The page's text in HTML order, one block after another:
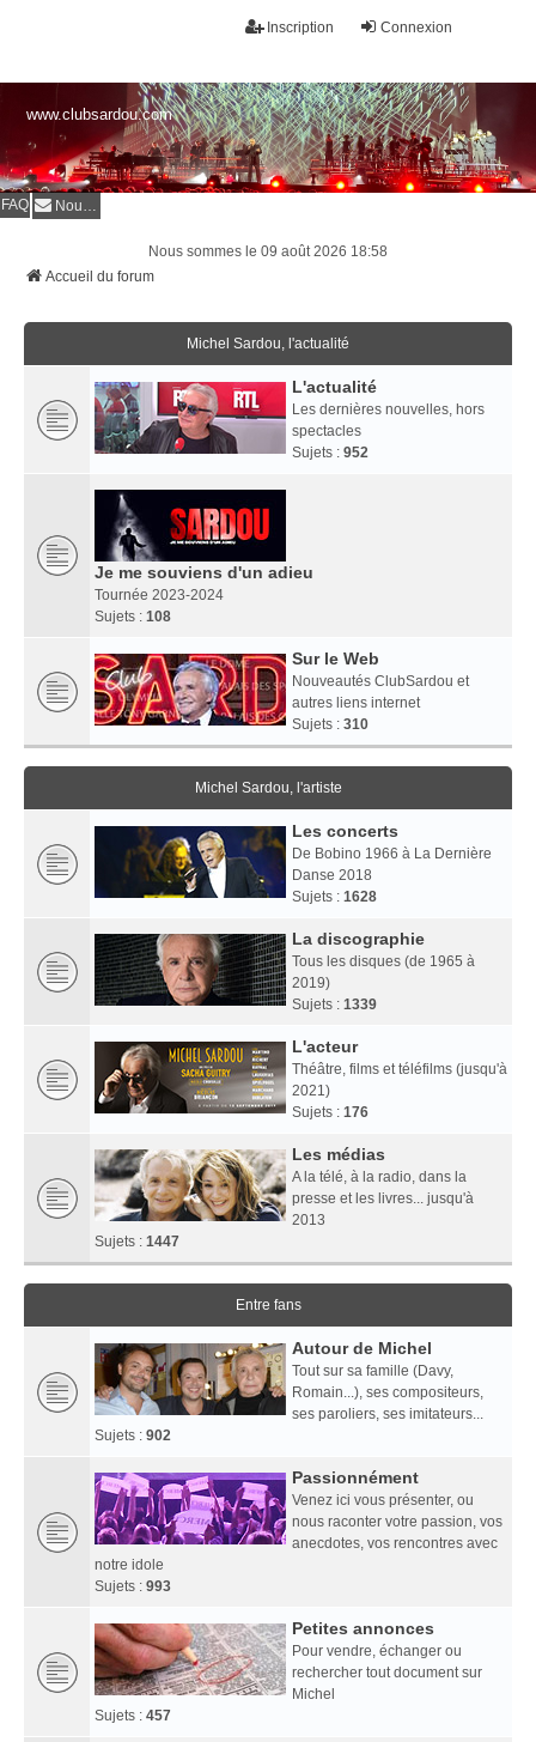
Connexion
Inscription
www.clubsardou.com
FAQ Nous contacter
Nous sommes le 09 août 2026 18:58
Accueil du forum
Michel Sardou, l'actualité
L'actualité
Les dernières nouvelles, hors
spectacles
Sujets : 952
Je me souviens d'un adieu
Tournée 2023-2024
Sujets : 108
Sur le Web
Nouveautés ClubSardou et
autres liens internet
Sujets : 310
Michel Sardou, l'artiste
Les concerts
De Bobino 1966 à La Dernière
Danse 2018
Sujets : 1628
La discographie
Tous les disques (de 1965 à
2019)
Sujets : 1339
L'acteur
Théâtre, films et téléfilms (jusqu'à
2021)
Sujets : 176
Les médias
A la télé, à la radio, dans la
presse et les livres... jusqu'à
2013
Sujets : 1447
Entre fans
Autour de Michel
Tout sur sa famille (Davy,
Romain...), ses compositeurs,
ses paroliers, ses imitateurs...
Sujets : 902
Passionnément
Venez ici vous présenter, ou
nous raconter votre passion, vos
anecdotes, vos rencontres avec
notre idole
Sujets : 993
Petites annonces
Pour vendre, échanger ou
rechercher tout document sur
Michel
Sujets : 457